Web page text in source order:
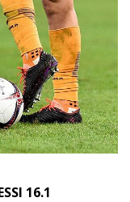
16.1